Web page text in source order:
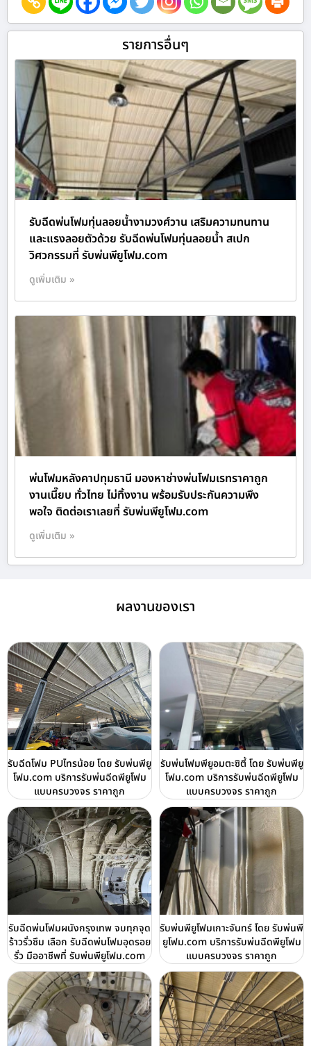
รายการอื่นๆ
รับฉีดพ่นโฟมทุ่นลอยน้ำงามวงศ์วาน เสริมความทนทาน
และแรงลอยตัวด้วย รับฉีดพ่นโฟมทุ่นลอยน้ำ สเปก
วิศวกรรมที่ รับพ่นพียูโฟม.com
ดูเพิ่มเติม »
พ่นโฟมหลังคาปทุมธานี มองหาช่างพ่นโฟมเรทราคาถูก
งานเนี๊ยบ ทั่วไทย ไม่ทิ้งงาน พร้อมรับประกันความพึง
พอใจ ติดต่อเราเลยที่ รับพ่นพียูโฟม.com
ดูเพิ่มเติม »
ผลงานของเรา
รับฉีดโฟม PUไทรน้อย โดย รับพ่นพียู
โฟม.com บริการรับพ่นฉีดพียูโฟม
แบบครบวงจร ราคาถูก
รับพ่นโฟมพียูอมตะซิตี้ โดย รับพ่นพียู
โฟม.com บริการรับพ่นฉีดพียูโฟม
แบบครบวงจร ราคาถูก
รับฉีดพ่นโฟมผนังกรุงเทพ จบทุกจุด
ร้าวรั่วซึม เลือก รับฉีดพ่นโฟมอุดรอย
รั่ว มืออาชีพที่ รับพ่นพียูโฟม.com
รับพ่นพียูโฟมเกาะจันทร์ โดย รับพ่นพี
ยูโฟม.com บริการรับพ่นฉีดพียูโฟม
แบบครบวงจร ราคาถูก